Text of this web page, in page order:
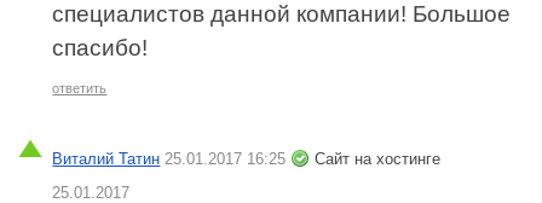
специалистов данной компании! Большое
спасибо!
ответить
Виталий Татин 25.01.2017 16:25
Сайт на хостинге
25.01.2017